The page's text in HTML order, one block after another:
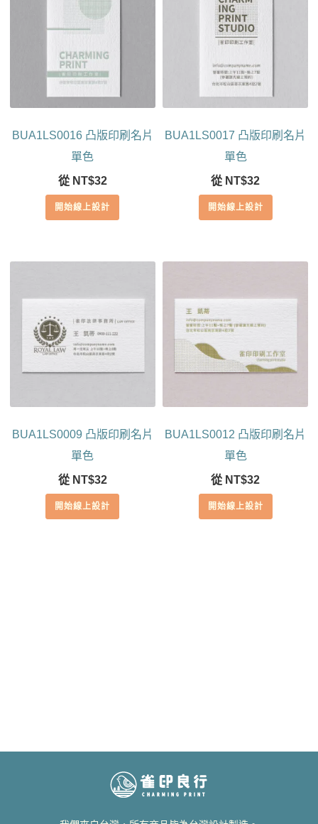
BUA1LS0016 凸版印刷名片
單色
從 NT$32
開始線上設計
BUA1LS0017 凸版印刷名片
單色
從 NT$32
開始線上設計
BUA1LS0009 凸版印刷名片
單色
從 NT$32
開始線上設計
BUA1LS0012 凸版印刷名片
單色
從 NT$32
開始線上設計